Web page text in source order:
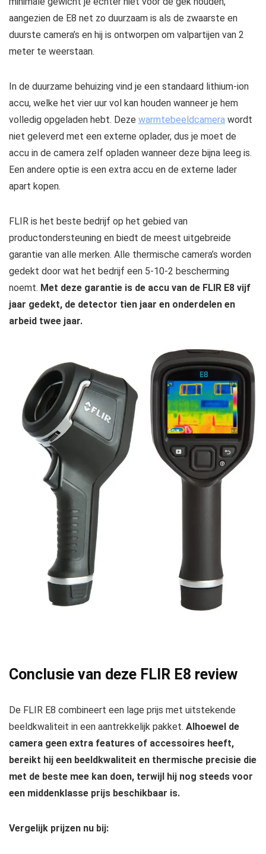
aangezien de E8 net zo duurzaam is als de zwaarste en
duurste camera’s en hij is ontworpen om valpartijen van 2
meter te weerstaan.
In de duurzame behuizing vind je een standaard lithium-ion
accu, welke het vier uur vol kan houden wanneer je hem
volledig opgeladen hebt. Deze warmtebeeldcamera wordt
niet geleverd met een externe oplader, dus je moet de
accu in de camera zelf opladen wanneer deze bijna leeg is.
Een andere optie is een extra accu en de externe lader
apart kopen.
FLIR is het beste bedrijf op het gebied van
productondersteuning en biedt de meest uitgebreide
garantie van alle merken. Alle thermische camera’s worden
gedekt door wat het bedrijf een 5-10-2 bescherming
noemt. Met deze garantie is de accu van de FLIR E8 vijf
jaar gedekt, de detector tien jaar en onderdelen en
arbeid twee jaar.
Conclusie van deze FLIR E8 review
De FLIR E8 combineert een lage prijs met uitstekende
beeldkwaliteit in een aantrekkelijk pakket. Alhoewel de
camera geen extra features of accessoires heeft,
bereikt hij een beeldkwaliteit en thermische precisie die
met de beste mee kan doen, terwijl hij nog steeds voor
een middenklasse prijs beschikbaar is.
Vergelijk prijzen nu bij: